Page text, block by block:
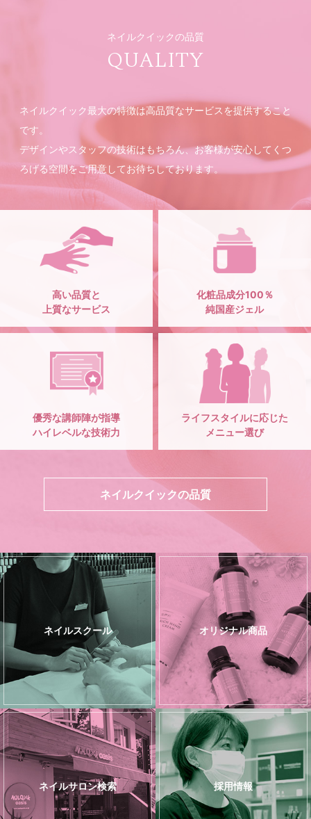
ネイルクイックの品質
QUALITY
ネイルクイック最大の特徴は高品質なサービスを提供すること
です。
デザインやスタッフの技術はもちろん、お客様が安心してくつ
ろげる空間をご用意してお待ちしております。
高い品質と
上質なサービス
化粧品成分100％
純国産ジェル
優秀な講師陣が指導
ハイレベルな技術力
ライフスタイルに応じた
メニュー選び
ネイルクイックの品質
ネイルスクール オリジナル商品
ネイルサロン検索 採用情報